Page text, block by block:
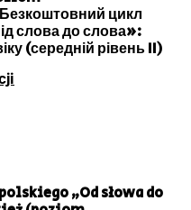
цикл
слова до слова»:
(середній рівень II)
„Od słowa do